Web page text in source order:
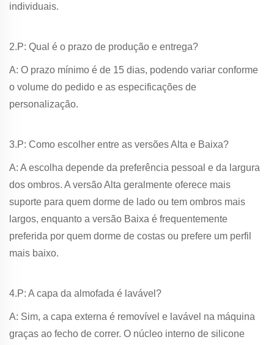
individuais.
2.P: Qual é o prazo de produção e entrega?
A: O prazo mínimo é de 15 dias, podendo variar conforme
o volume do pedido e as especificações de
personalização.
3.P: Como escolher entre as versões Alta e Baixa?
A: A escolha depende da preferência pessoal e da largura
dos ombros. A versão Alta geralmente oferece mais
suporte para quem dorme de lado ou tem ombros mais
largos, enquanto a versão Baixa é frequentemente
preferida por quem dorme de costas ou prefere um perfil
mais baixo.
4.P: A capa da almofada é lavável?
A: Sim, a capa externa é removível e lavável na máquina
graças ao fecho de correr. O núcleo interno de silicone